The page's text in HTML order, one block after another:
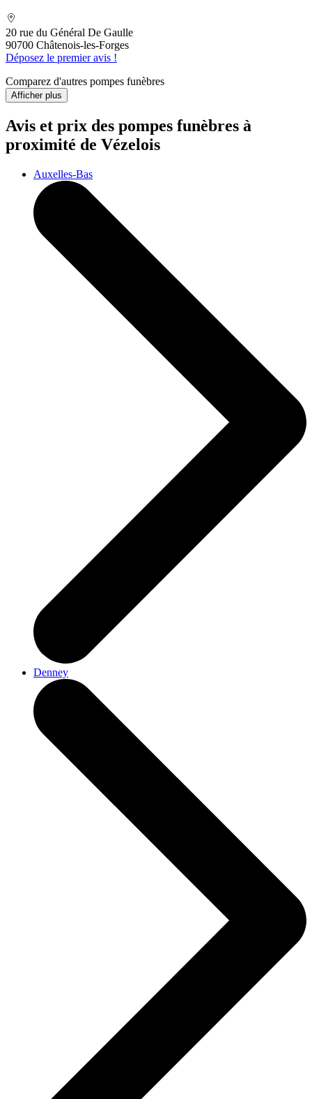
20 rue du Général De Gaulle
90700 Châtenois-les-Forges
Déposez le premier avis !
Comparez d'autres pompes funèbres
Afficher plus
Avis et prix des pompes funèbres à
proximité de Vézelois
Auxelles-Bas
Denney